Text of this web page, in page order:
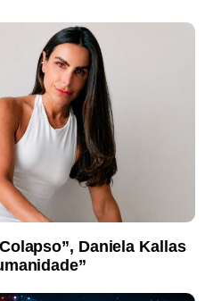
Daniela Kallas